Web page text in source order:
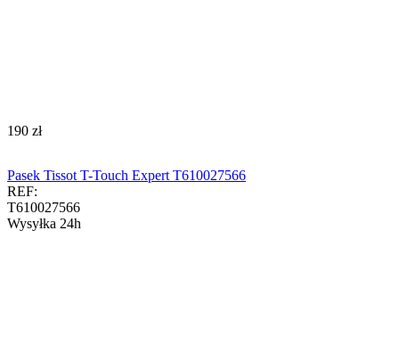
‍190‍ zł
Pasek Tissot T-Touch Expert T610027566
REF:
T610027566
Wysyłka 24h